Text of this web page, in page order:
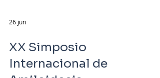
26 jun
XX Simposio